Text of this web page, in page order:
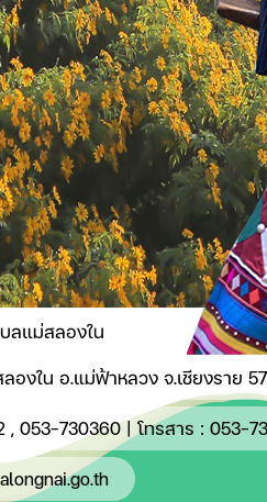
ลแม่สลองใน
องใน อ.แม่ฟ้าหลวง จ.เชียงราย
, 053-730360| โทรสาร : 053-